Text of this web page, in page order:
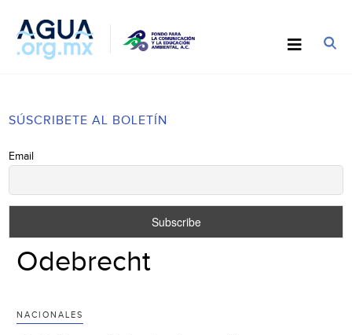
SÚSCRIBETE AL BOLETÍN
Email
Odebrecht
NACIONALES